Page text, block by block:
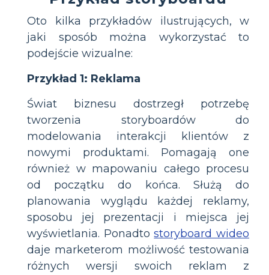
Oto kilka przykładów ilustrujących, w
jaki sposób można wykorzystać to
podejście wizualne:
Przykład 1: Reklama
Świat biznesu dostrzegł potrzebę
tworzenia storyboardów do
modelowania interakcji klientów z
nowymi produktami. Pomagają one
również w mapowaniu całego procesu
od początku do końca. Służą do
planowania wyglądu każdej reklamy,
sposobu jej prezentacji i miejsca jej
wyświetlania. Ponadtostoryboard wideo
daje marketerom możliwość testowania
różnych wersji swoich reklam z